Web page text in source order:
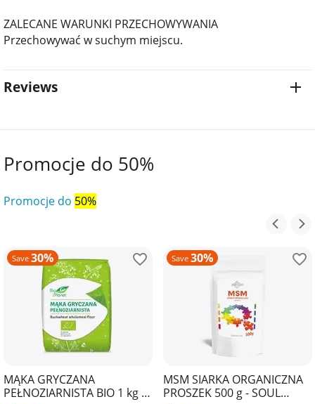
ZALECANE WARUNKI PRZECHOWYWANIA
Przechowywać w suchym miejscu.
Reviews
Promocje do 50%
Promocje do 50%
Save 30%
MĄKA GRYCZANA
PEŁNOZIARNISTA BIO 1 kg -
Save 30%
MSM SIARKA ORGANICZNA
PROSZEK 500 g - SOUL